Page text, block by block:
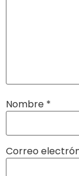
Nombre *
Correo